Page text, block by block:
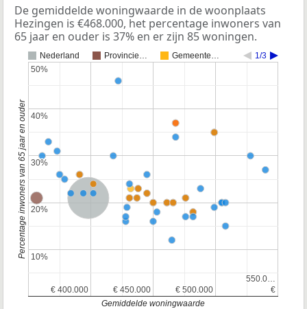
De gemiddelde woningwaarde in de woonplaats
Hezingen is €468.000, het percentage inwoners van
65 jaar en ouder is 37% en er zijn 85 woningen.
Nederland Provincie… Gemeente… 1/3
Nederland
€ 400.000
€ 400.000 € 450.000
€ 450.000 € 500.000
€ 500.000 €
€
550.0…
550.0…
10%
10%
20%
20%
30%
30%
40%
40%
50%
50%
Gemiddelde woningwaarde
Percentage inwoners van 65 jaar en ouder